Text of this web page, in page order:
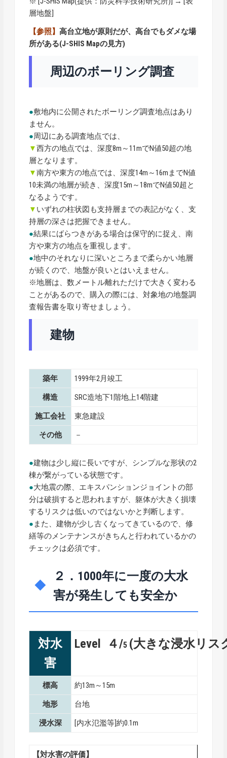
層地盤]
【参照】高台立地が原則だが、高台でもダメな場
所がある(J-SHIS Mapの見方)
周辺のボーリング調査
●敷地内に公開されたボーリング調査地点はあり
ません。
●周辺にある調査地点では、
▼西方の地点では、深度8m～11mでN値50超の地
層となります。
▼南方や東方の地点では、深度14m～16mまでN値
10未満の地層が続き、深度15m～18mでN値50超と
なるようです。
▼ いずれの柱状図も支持層までの表記がなく、支
持層の深さは把握できません。
●結果にばらつきがある場合は保守的に捉え、南
方や東方の地点を重視します。
●地中のそれなりに深いところまで柔らかい地層
が続くので、地盤が良いとはいえません。
※地層は、数メートル離れただけで大きく変わる
ことがあるので、購入の際には、対象地の地盤調
査報告書を取り寄せましょう。
建物
築年 1999年2月竣工
構造 SRC造地下1階地上14階建
施工会社 東急建設
その他 －
●建物は少し縦に長いですが、シンプルな形状の2
棟が繋がっている状態です。
●大地震の際、エキスパンションジョイントの部
分は破損すると思われますが、躯体が大きく損壊
するリスクは低いのではないかと判断します。
● また、建物が少し古くなってきているので、修
繕等のメンテナンスがきちんと行われているかの
チェックは必須です。
２．1000年に一度の大水
害が発生しても安全か
対水
害
Level ４/5 (大きな浸水リス
標高 約13m～15m
地形 台地
浸水深 [内水氾濫等]約0.1m
【対水害の評価】